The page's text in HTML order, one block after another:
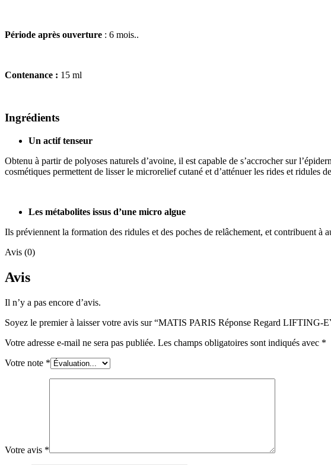
Période après ouverture : 6 mois..
Contenance : 15 ml
Ingrédients
Un actif tenseur
Obtenu à partir de polyoses naturels d’avoine, il est capable de s’accrocher sur
cosmétiques permettent de lisser le microrelief cutané et d’atténuer les rides et ridules
Les métabolites issus d’une micro algue
Ils préviennent la formation des ridules et des poches de relâchement, et contribuent à
Avis (0)
Avis
Il n’y a pas encore d’avis.
Soyez le premier à laisser votre avis sur “MATIS PARIS Réponse Regard LIFTING-
Votre adresse e-mail ne sera pas publiée. Les champs obligatoires sont indiqués avec *
Votre note *
Votre avis *